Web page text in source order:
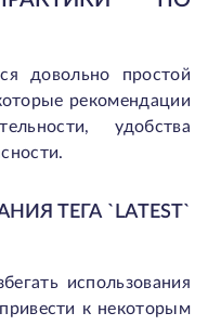
довольно простой
рекомендации
удобства
ТЕГА `LATEST`
использования
к некоторым